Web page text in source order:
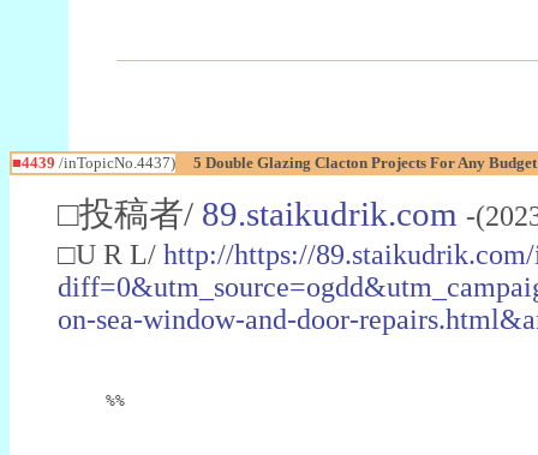
■4439 /inTopicNo.4437) 5 Double Glazing Clacton Projects For Any Budget
□投稿者/ 89.staikudrik.com -
□U R L/ http://https://
on-sea-window-and-door-
%%